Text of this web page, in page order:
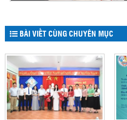
BÀI VIẾT CÙNG CHUYÊN MỤC